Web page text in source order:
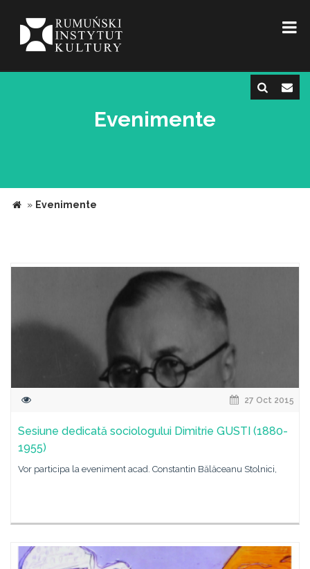
Evenimente
» Evenimente
27 Oct 2015
Sesiune dedicată sociologului Dimitrie GUSTI (1880-
1955)
Vor participa la eveniment acad. Constantin Bălăceanu Stolnici,